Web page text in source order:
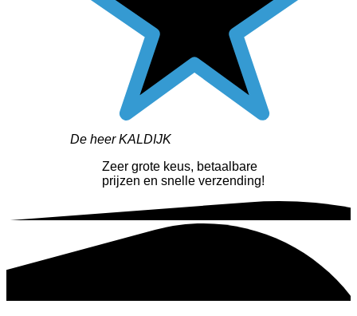
De heer KALDIJK
Zeer grote keus, betaalbare
prijzen en snelle verzending!